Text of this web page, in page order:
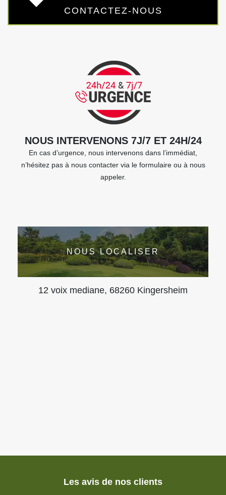
CONTACTEZ-NOUS
NOUS INTERVENONS 7J/7 ET 24H/24
En cas d’urgence, nous intervenons dans l’immédiat,
n’hésitez pas à nous contacter via le formulaire ou à nous
appeler.
NOUS LOCALISER
12 voix mediane, 68260 Kingersheim
Les avis de nos clients